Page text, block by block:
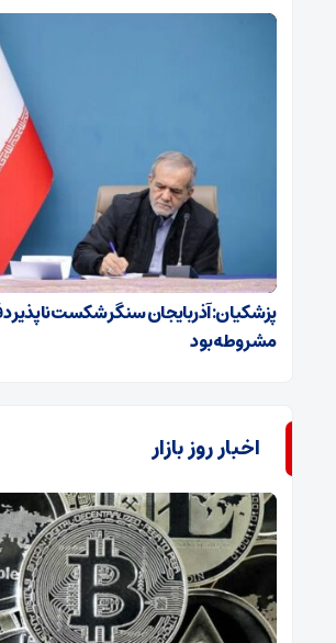
پزشکیان: آذربایجان سنگر شکست‌ناپذیر
مشروطه بود
اخبار روز بازار